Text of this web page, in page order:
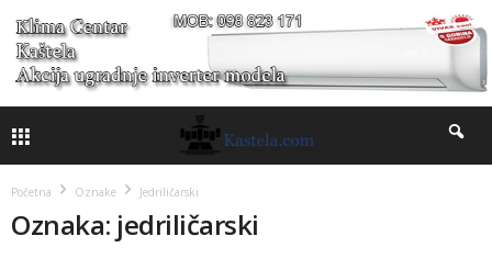
Početna Oznake Jedriličarski
Oznaka: jedriličarski